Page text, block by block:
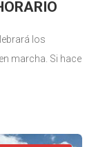
los
marcha. Si hace